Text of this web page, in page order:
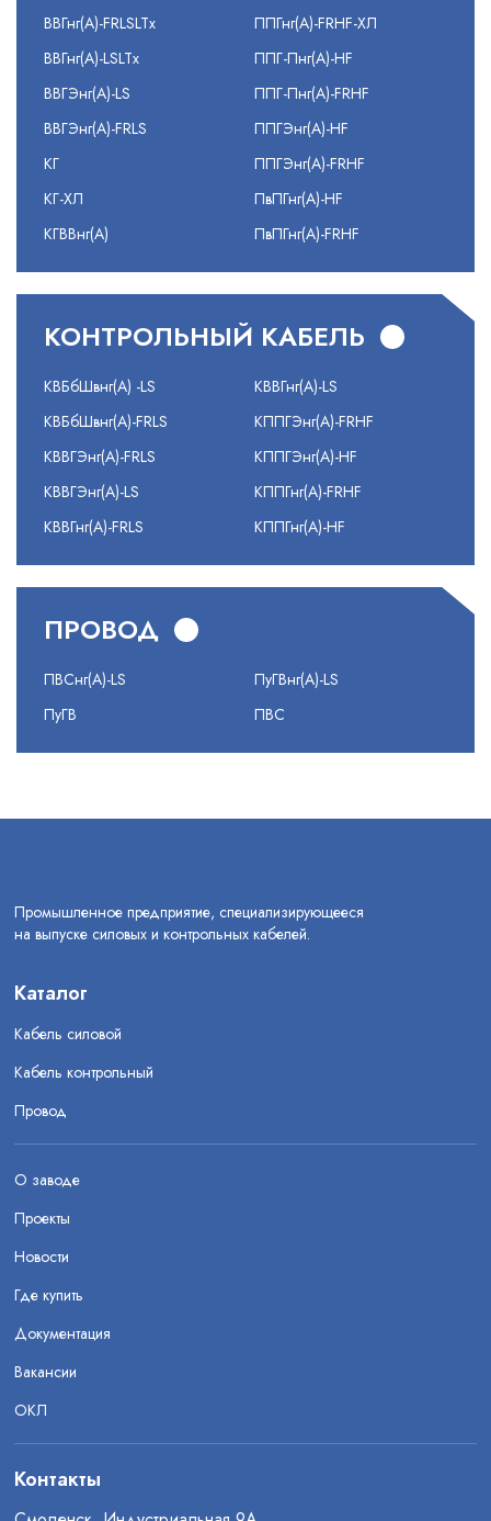
ВВГнг(А)-FRLSLTx
ВВГнг(А)-LSLTx
ВВГЭнг(А)-LS
ВВГЭнг(А)-FRLS
КГ
КГ-ХЛ
КГВВнг(А)
ППГнг(А)-FRHF-ХЛ
ППГ-Пнг(А)-HF
ППГ-Пнг(А)-FRHF
ППГЭнг(А)-HF
ППГЭнг(А)-FRHF
ПвПГнг(А)-HF
ПвПГнг(А)-FRHF
КОНТРОЛЬНЫЙ КАБЕЛЬ
КВБбШвнг(А) -LS
КВБбШвнг(А)-FRLS
КВВГЭнг(А)-FRLS
КВВГЭнг(А)-LS
КВВГнг(А)-FRLS
КВВГнг(А)-LS
КППГЭнг(А)-FRHF
КППГЭнг(А)-HF
КППГнг(А)-FRHF
КППГнг(А)-HF
ПРОВОД
ПВСнг(А)-LS
ПуГВ
ПуГВнг(А)-LS
ПВС
Промышленное предприятие, специализирующееся
на выпуске силовых и контрольных кабелей.
Каталог
Кабель силовой
Кабель контрольный
Провод
О заводе
Проекты
Новости
Где купить
Документация
Вакансии
ОКЛ
Контакты